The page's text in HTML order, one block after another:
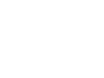
indignado. Y su